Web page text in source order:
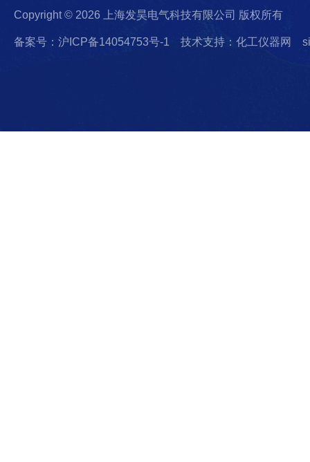
Copyright © 2026 上海发昊电气科技有限公司 版权所有
备案号：沪ICP备14054753号-1 技术支持：化工仪器网